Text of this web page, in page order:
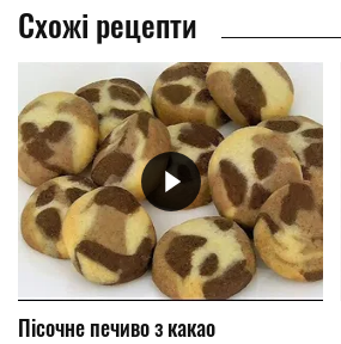
Схожі рецепти
Пісочне печиво з какао